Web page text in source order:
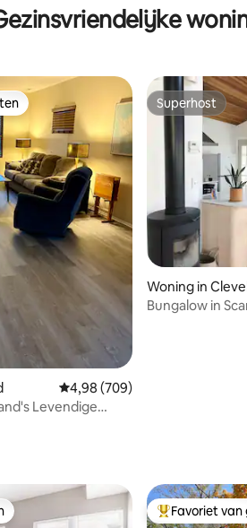
5, 108 recensies
Gemiddelde beoordeling van
4,98 (709)
Levendige
Superhost
Superhost
Woning in
Bungalow in
Topfavoriet
Favoriet